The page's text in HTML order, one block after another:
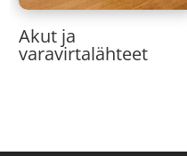
Akut ja
varavirtalähteet